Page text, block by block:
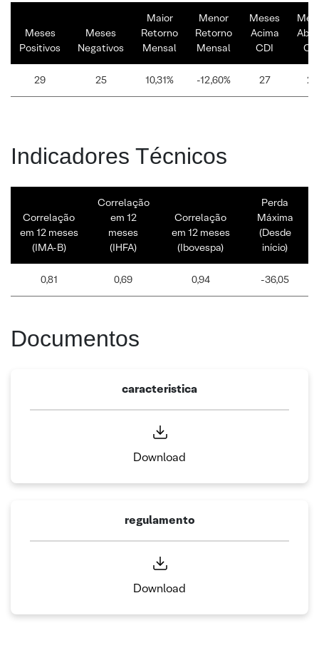
Meses
Positivos
Meses
Negativos
Maior
Retorno
Mensal
Menor
Retorno
Mensal
Meses
Acima
CDI
29 25 10,31% -12,60% 27 27
Indicadores Técnicos
Correlação
em 12 meses
(IMA-B)
Correlação
em 12
meses
(IHFA)
Correlação
em 12 meses
(Ibovespa)
Perda
Máxima
(Desde
início)
0,81 0,69 0,94 -36,05
Documentos
caracteristica
Download
regulamento
Download